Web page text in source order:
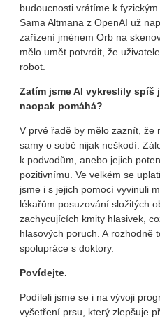
budoucnosti vrátíme k
Sama Altmana z OpenAI už
zařízení jménem Orb na
mělo umět potvrdit, že
robot.
Zatím jsme AI vykreslily spíš
naopak pomáhá?
V prvé řadě by mělo zaznít, že
samy o sobě nijak neškodí.
k podvodům, anebo jejich
pozitivnímu. Ve velkém se
jsme i s jejich pomocí vyvinuli
lékařům posuzování složitých
zachycujících kmity hlasivek,
hlasových poruch. A rozhodně
spolupráce s doktory.
Povídejte.
Podíleli jsme se i na vývoji
vyšetření prsu, který zlepšuje